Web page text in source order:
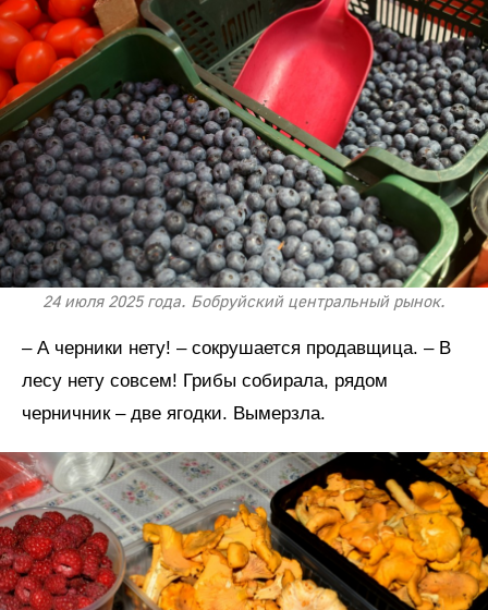
24 июля 2025 года. Бобруйский центральный рынок.
– А черники нету! – сокрушается продавщица. – В
лесу нету совсем! Грибы собирала, рядом
черничник – две ягодки. Вымерзла.